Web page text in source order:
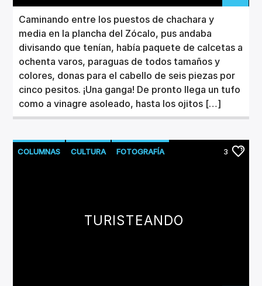
Caminando entre los puestos de chachara y
media en la plancha del Zócalo, pus andaba
divisando que tenían, había paquete de calcetas a
ochenta varos, paraguas de todos tamaños y
colores, donas para el cabello de seis piezas por
cinco pesitos. ¡Una ganga! De pronto llega un tufo
como a vinagre asoleado, hasta los ojitos […]
COLUMNAS CULTURA FOTOGRAFÍA 3
TURISTEANDO